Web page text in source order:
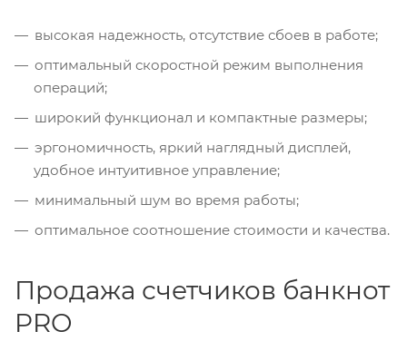
высокая надежность, отсутствие сбоев в работе;
оптимальный скоростной режим выполнения
операций;
широкий функционал и компактные размеры;
эргономичность, яркий наглядный дисплей,
удобное интуитивное управление;
минимальный шум во время работы;
оптимальное соотношение стоимости и качества.
Продажа счетчиков банкнот
PRO